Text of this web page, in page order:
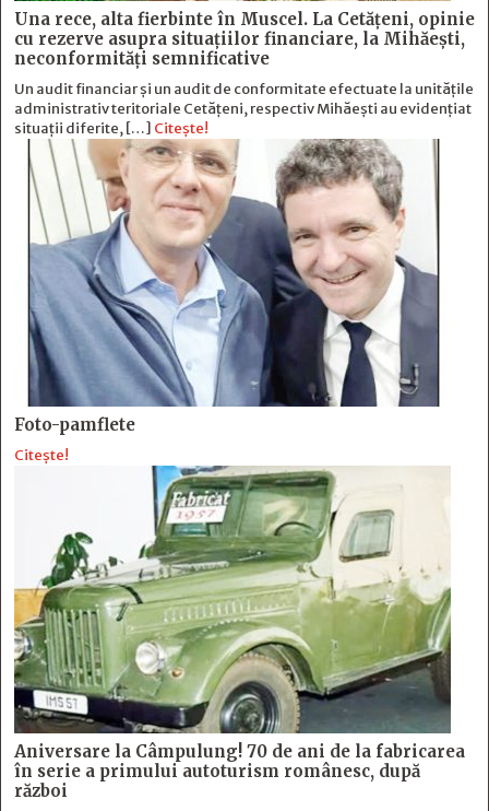
Una rece, alta fierbinte în Muscel. La Cetăţeni, opinie
cu rezerve asupra situaţiilor financiare, la Mihăeşti,
neconformităţi semnificative
Un audit financiar și un audit de conformitate efectuate la unitățile
administrativ teritoriale Cetățeni, respectiv Mihăești au evidențiat
situații diferite, […] Citește!
Foto-pamflete
Citește!
Aniversare la Câmpulung! 70 de ani de la fabricarea
în serie a primului autoturism românesc, după
război